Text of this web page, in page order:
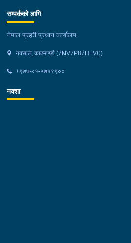
सम्पर्कको लागि
नेपाल प्रहरी प्रधान कार्यालय
नक्साल, काठमाण्डौ (7MV7P87H+VC)
+९७७-०१-५७१९९००
नक्शा